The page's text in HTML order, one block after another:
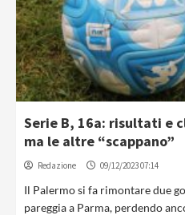
Serie B, 16a: risultati e
ma le altre “scappano”
Redazione 09/12/2023 07:14
Il Palermo si fa rimontare due
pareggia a Parma, perdendo